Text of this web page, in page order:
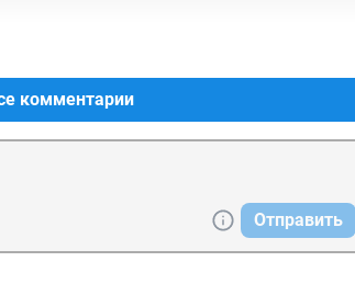
комментарии
Отправить